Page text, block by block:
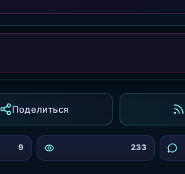
Поделиться
9 233